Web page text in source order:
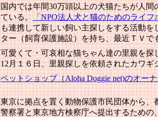
国内では年間30万頭以上の犬猫たちが人
ている。
「NPO法人犬と猫のためのライフ
も連携して新しい飼い主探しをする活動
ター（飼育保護施設）を持ち、最近ＴＶ
可愛くて・可哀相な猫ちゃん達の里親を
12月１６日、里親探しを依頼されたカワ
ペットショップ（Aloha Doggie net)のオー
東京に拠点を置く動物保護市民団体から
警察署と東京地方検察庁へ提出するため